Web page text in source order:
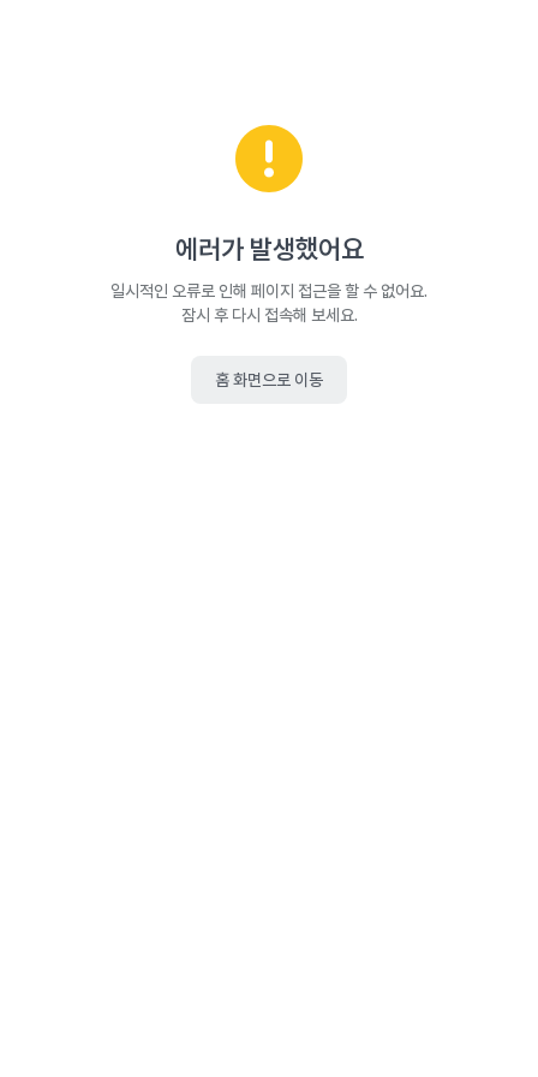
에러가 발생했어요
일시적인 오류로 인해 페이지 접근을 할 수 없어요.
잠시 후 다시 접속해 보세요.
홈 화면으로 이동